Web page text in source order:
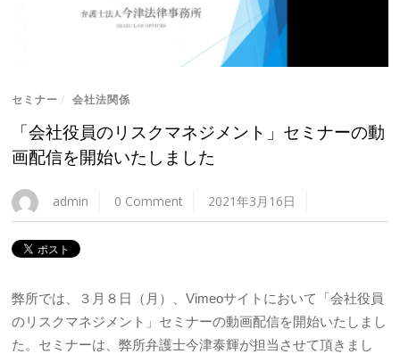
セミナー / 会社法関係
「会社役員のリスクマネジメント」セミナーの動
画配信を開始いたしました
admin 0 Comment 2021年3月16日
弊所では、３月８日（月）、Vimeoサイトにおいて「会社役員
のリスクマネジメント」セミナーの動画配信を開始いたしまし
た。セミナーは、弊所弁護士今津泰輝が担当させて頂きまし